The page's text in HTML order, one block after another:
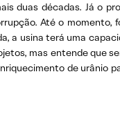
duas décadas. Já o
Até o momento,
a usina terá uma
mas entende que
de urânio